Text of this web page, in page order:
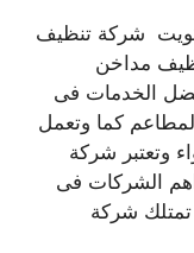
شركة تنظيف
مداخن
الخدمات فى
كما وتعمل
وتعتبر شركة
الشركات فى
شركة